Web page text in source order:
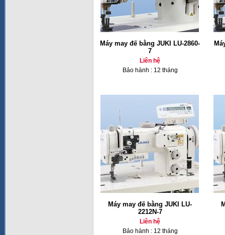
Máy may đế bằng JUKI LU-2860-
7
Liên hệ
Bảo hành : 12 tháng
Máy may đế bằng JUKI LU-
2212N-7
Liên hệ
Bảo hành : 12 tháng